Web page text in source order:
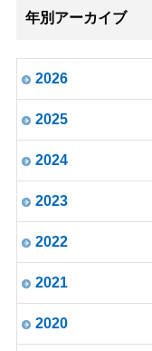
年別アーカイブ
2026
2025
2024
2023
2022
2021
2020